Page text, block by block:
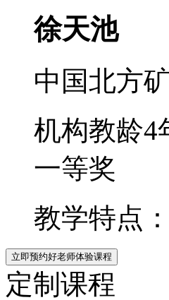
徐天池
中国北方
机构教龄4
一等奖
教学特点
立即预约好老师体验课程
定制课程